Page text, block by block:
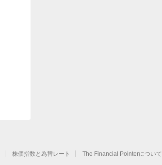
株価指数と為替レート The Financial Pointerについて